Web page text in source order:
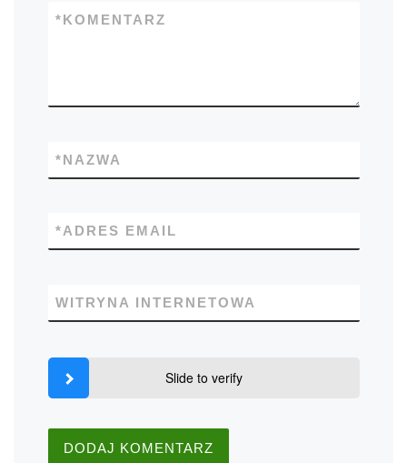
KOMENTARZ
*
NAZWA
*
ADRES EMAIL
*
WITRYNA INTERNETOWA
Slide to verify